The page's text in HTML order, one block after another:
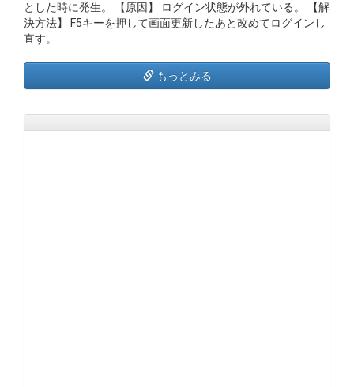
とした時に発生。 【原因】 ログイン状態が外れている。 【解
決方法】 F5キーを押して画面更新したあと改めてログインし
直す。
もっとみる